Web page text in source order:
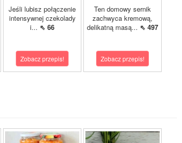
Jeśli lubisz połączenie
intensywnej czekolady
i... ⇖ 66
Zobacz przepis!
Ten domowy sernik
zachwyca kremową,
delikatną masą... ⇖ 497
Zobacz przepis!